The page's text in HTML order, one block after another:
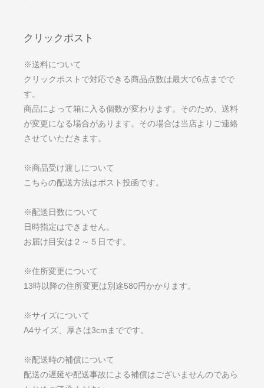
クリックポスト
※送料について
クリックポストで対応できる商品点数は最大で6点までで
す。
商品によって箱に入る個数が変わります。そのため、送料
が変更になる場合があります。その場合は当店よりご連絡
させていただきます。
※商品受け渡しについて
こちらの配送方法はポスト投函です。
※配送日数について
日時指定はできません。
お届け目安は２～５日です。
※住所変更について
13時以降の住所変更は別途580円かかります。
※サイズについて
A4サイズ、厚さは3cmまでです。
※配送時の補償について
配送の遅延や配送事故による補償はございませんのであら